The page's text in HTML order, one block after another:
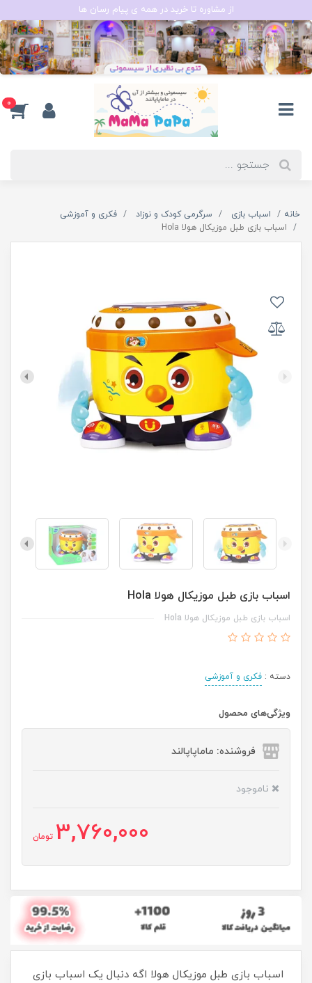
از مشاوره تا خرید در همه ی پیام رسان ها
0
خانه اسباب بازی سرگرمی کودک و نوزاد
فکری و آموزشی
اسباب بازی طبل موزیکال هولا Hola
اسباب بازی طبل موزیکال هولا Hola
اسباب بازی طبل موزیکال هولا Hola
دسته : فکری و آموزشی
ویژگی‌های محصول
فروشنده: ماماپاپالند
ناموجود
3,760,000 تومان
اسباب بازی طبل موزیکال هولا اگه دنبال یک اسباب بازی